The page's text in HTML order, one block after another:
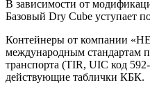
В зависимости от
Базовый Dry Cube уступает
Контейнеры от компании
международным стандартам
транспорта (TIR, UIC код
действующие таблички КБК.